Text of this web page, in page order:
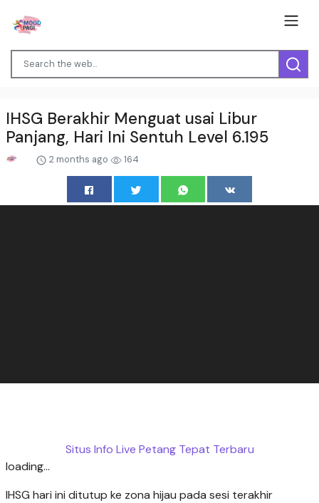
IHSG Berakhir Menguat usai Libur
Panjang, Hari Ini Sentuh Level 6.195
2 months ago 164
Situs Info Live Petang Tepat Terbaru
loading...
IHSG hari ini ditutup ke zona hijau pada sesi terakhir